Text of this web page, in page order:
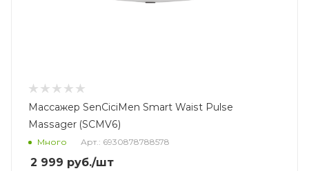
Массажер SenCiciMen Smart Waist Pulse
Massager (SCMV6)
Много Арт.: 6930878788578
2 999 руб./шт